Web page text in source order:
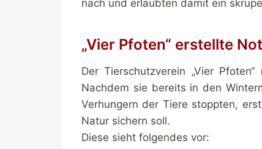
nach und erlaubten damit ein
„Vier Pfoten“ erstellte
Der Tierschutzverein „Vier
Nachdem sie bereits in den
Verhungern der Tiere stoppten,
Natur sichern soll.
Diese sieht folgendes vor: